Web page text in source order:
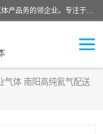
常州泳鑫气体有限公司是一家致力于为客户提供气体产品务的领企业。专注于环氧乙烷剂、环氧乙烷、高纯气体以及稀有和特种气体的研发、生产、销售和配送，产品广泛应用于医疗、电子、科研、化工、食品等多个领域。主要产品有：环氧乙烷灭菌剂，环氧乙烷，高纯氩，氮，氪，氙，氖，氘，笑，氦，氢，氧等各种稀有和特种气体。
气体 南阳高纯氦气配送